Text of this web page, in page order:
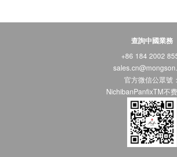
查詢中國業務
+86 184 2002
官方微信公眾號：
NichibanPanfixTM不